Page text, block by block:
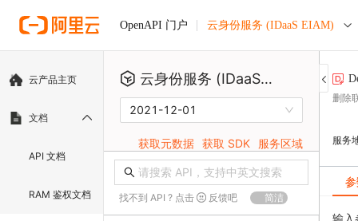
OpenAPI 门户 云身份服务 (IDaaS EIAM)
云产品主页
文档
API 文档
RAM 鉴权文档
云身份服务 (IDaaS EIAM)
2021-12-01
获取元数据 获取 SDK 服务区域
找不到 API ? 点击 反馈吧 简洁
删除
服务
输入